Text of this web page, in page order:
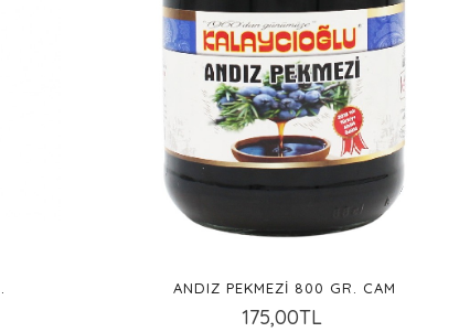
ANDIZ PEKMEZI 800 GR. CAM
175,00TL